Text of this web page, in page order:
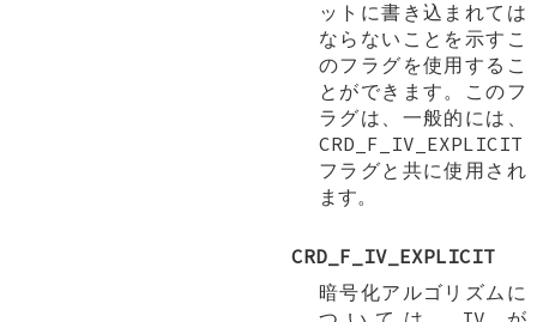
ットに書き込まれては
ならないことを示すこ
のフラグを使用するこ
とができます。このフ
ラグは、一般的には、
CRD_F_IV_EXPLICIT
フラグと共に使用され
ます。
CRD_F_IV_EXPLICIT
暗号化アルゴリズムに